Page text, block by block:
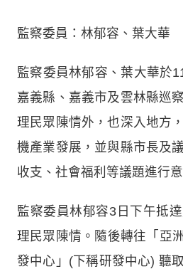
監察委員：林郁容、葉大華
監察委員林郁容、葉大華於
嘉義縣、嘉義市及雲林縣巡
理民眾陳情外，也深入地方
機產業發展，並與縣市長及
收支、社會福利等議題進行
監察委員林郁容3日下午抵
理民眾陳情。隨後轉往「亞
發中心」(下稱研發中心) 聽